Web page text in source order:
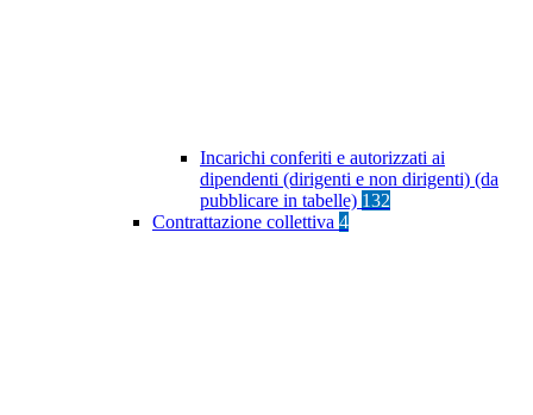
Incarichi conferiti e autorizzati ai
dipendenti (dirigenti e non dirigenti) (da
pubblicare in tabelle) 132
Contrattazione collettiva 4